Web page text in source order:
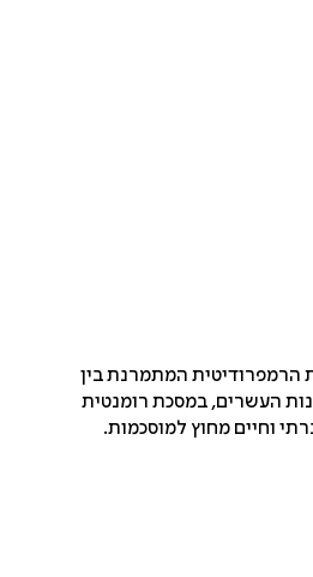
המתמרנת בין
העשרים, במסכת רומנטית
וחיים מחוץ למוסכמות.